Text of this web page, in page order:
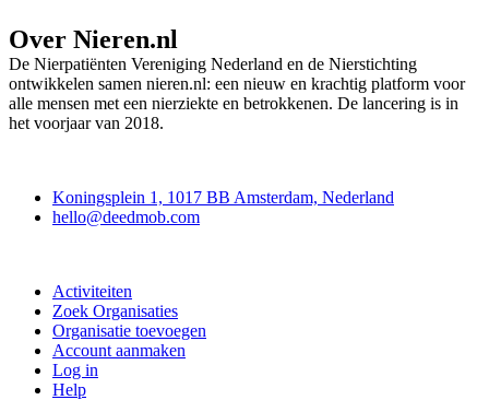
Over Nieren.nl
De Nierpatiënten Vereniging Nederland en de Nierstichting
ontwikkelen samen nieren.nl: een nieuw en krachtig platform voor
alle mensen met een nierziekte en betrokkenen. De lancering is in
het voorjaar van 2018.
Koningsplein 1, 1017 BB Amsterdam, Nederland
hello@deedmob.com
Activiteiten
Zoek Organisaties
Organisatie toevoegen
Account aanmaken
Log in
Help